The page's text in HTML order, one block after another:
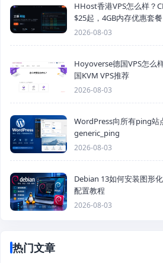
HHost香港VPS怎么样？
$25起，4GB内存优惠套餐
2026-08-03
Hoyoverse德国VPS怎么
国KVM VPS推荐
2026-08-03
WordPress向所有ping站
generic_ping
2026-08-03
Debian 13如何安装图形
配置教程
2026-08-03
热门文章